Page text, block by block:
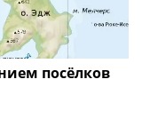
посёлков